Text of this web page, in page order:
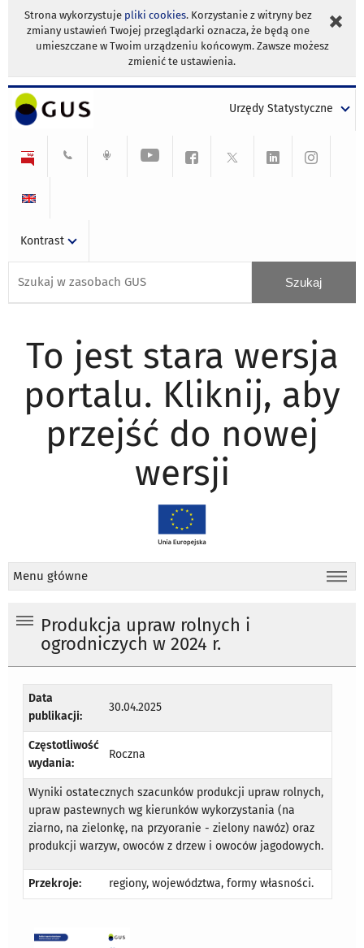
Strona wykorzystuje pliki cookies. Korzystanie z witryny bez
zmiany ustawień Twojej przeglądarki oznacza, że będą one
umieszczane w Twoim urządzeniu końcowym. Zawsze możesz
zmienić te ustawienia.
Urzędy Statystyczne
Kontrast
To jest stara wersja
portalu. Kliknij, aby
przejść do nowej
wersji
Menu główne
Produkcja upraw rolnych i
ogrodniczych w 2024 r.
Data
publikacji:
30.04.2025
Częstotliwość
wydania:
Roczna
Wyniki ostatecznych szacunków produkcji upraw rolnych,
upraw pastewnych wg kierunków wykorzystania (na
ziarno, na zielonkę, na przyoranie - zielony nawóz) oraz
produkcji warzyw, owoców z drzew i owoców jagodowych.
Przekroje: regiony, województwa, formy własności.